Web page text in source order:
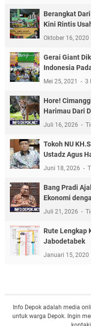
Berangkat
Kini Rintis
Oktober 16, 2020
Gerai Giant
Indonesia
Mei 25, 2021 3
Hore!
Harimau Dari
Juli 16, 2026
Tokoh NU
Ustadz Agus
Juni 18, 2026
Bang Pradi
Ekonomi
Juli 21, 2026
Rute Lengkap
Jabodetabek
Januari 15, 2020
Info Depok adalah media
untuk warga Depok. Ingin